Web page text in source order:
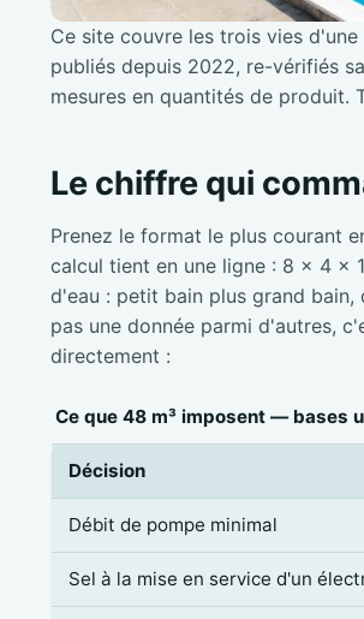
Ce site couvre les trois vies
publiés depuis 2022, re-vérifiés
mesures en quantités de produit.
Le chiffre qui
Prenez le format le plus courant
calcul tient en une ligne : 8 × 4 ×
d'eau : petit bain plus grand bain,
pas une donnée parmi d'autres,
directement :
Ce que 48 m³ imposent — bases
Décision
Débit de pompe minimal
Sel à la mise en service d'un